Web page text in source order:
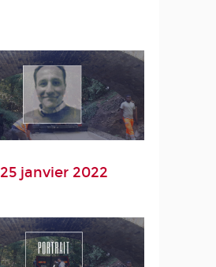
25 janvier 2022